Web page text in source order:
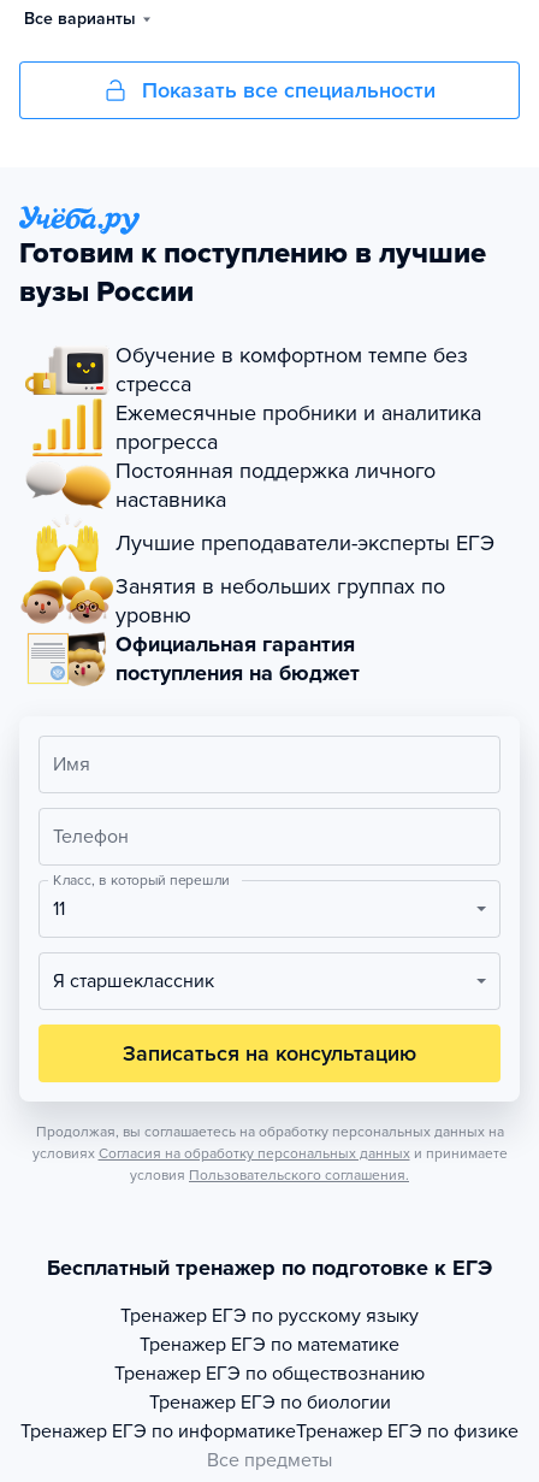
Все варианты
Показать все специальности
Готовим к поступлению в лучшие
вузы России
Обучение в комфортном темпе без
стресса
Ежемесячные пробники и аналитика
прогресса
Постоянная поддержка личного
наставника
Лучшие преподаватели-эксперты ЕГЭ
Занятия в небольших группах по
уровню
Официальная гарантия
поступления на бюджет
Имя
Телефон
Класс, в который перешли
11
Я старшеклассник
Записаться на консультацию
Продолжая, вы соглашаетесь на обработку персональных данных на
условиях Согласия на обработку персональных данных и принимаете
условия Пользовательского соглашения.
Бесплатный тренажер по подготовке к ЕГЭ
Тренажер ЕГЭ по русскому языку
Тренажер ЕГЭ по математике
Тренажер ЕГЭ по обществознанию
Тренажер ЕГЭ по биологии
Тренажер ЕГЭ по информатикеТренажер ЕГЭ по физике
Все предметы